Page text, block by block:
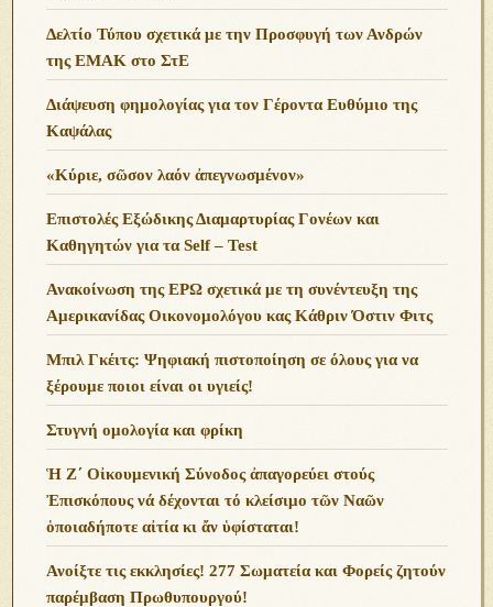
Δελτίο Τύπου σχετικά με την Προσφυγή των Ανδρών
της ΕΜΑΚ στο ΣτΕ
Διάψευση φημολογίας για τον Γέροντα Ευθύμιο της
Καψάλας
«Κύριε, σῶσον λαόν ἀπεγνωσμένον»
Επιστολές Εξώδικης Διαμαρτυρίας Γονέων και
Καθηγητών για τα Self – Test
Ανακοίνωση της ΕΡΩ σχετικά με τη συνέντευξη της
Αμερικανίδας Οικονομολόγου κας Κάθριν Όστιν Φιτς
Μπιλ Γκέιτς: Ψηφιακή πιστοποίηση σε όλους για να
ξέρουμε ποιοι είναι οι υγιείς!
Στυγνή ομολογία και φρίκη
Ἡ Ζ΄ Οἰκουμενική Σύνοδος ἀπαγορεύει στούς
Ἐπισκόπους νά δέχονται τό κλείσιμο τῶν Ναῶν
ὁποιαδήποτε αἰτία κι ἄν ὑφίσταται!
Ανoίξτε τις εκκλησίες! 277 Σωματεία και Φορείς ζητούν
παρέμβαση Πρωθυπουργού!